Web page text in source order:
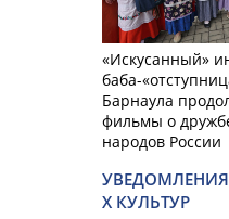
«Искусанный»
баба-
Барнаула
фильмы о
народов России
Х КУЛЬТУР